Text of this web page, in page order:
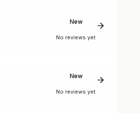
New
No reviews yet
New
No reviews yet